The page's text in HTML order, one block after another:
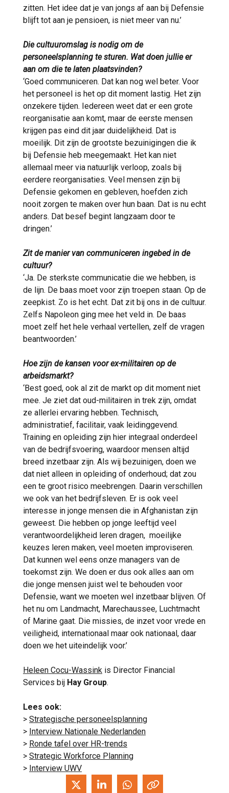
zitten. Het idee dat je van jongs af aan bij Defensie
blijft tot aan je pensioen, is niet meer van nu.’
Die cultuuromslag is nodig om de
personeelsplanning te sturen. Wat doen jullie er
aan om die te laten plaatsvinden?
‘Goed communiceren. Dat kan nog wel beter. Voor
het personeel is het op dit moment lastig. Het zijn
onzekere tijden. Iedereen weet dat er een grote
reorganisatie aan komt, maar de eerste mensen
krijgen pas eind dit jaar duidelijkheid. Dat is
moeilijk. Dit zijn de grootste bezuinigingen die ik
bij Defensie heb meegemaakt. Het kan niet
allemaal meer via natuurlijk verloop, zoals bij
eerdere reorganisaties. Veel mensen zijn bij
Defensie gekomen en gebleven, hoefden zich
nooit zorgen te maken over hun baan. Dat is nu echt
anders. Dat besef begint langzaam door te
dringen.’
Zit de manier van communiceren ingebed in de
cultuur?
‘Ja. De sterkste communicatie die we hebben, is
de lijn. De baas moet voor zijn troepen staan. Op de
zeepkist. Zo is het echt. Dat zit bij ons in de cultuur.
Zelfs Napoleon ging mee het veld in. De baas
moet zelf het hele verhaal vertellen, zelf de vragen
beantwoorden.’
Hoe zijn de kansen voor ex-militairen op de
arbeidsmarkt?
‘Best goed, ook al zit de markt op dit moment niet
mee. Je ziet dat oud-militairen in trek zijn, omdat
ze allerlei ervaring hebben. Technisch,
administratief, facilitair, vaak leidinggevend.
Training en opleiding zijn hier integraal onderdeel
van de bedrijfsvoering, waardoor mensen altijd
breed inzetbaar zijn. Als wij bezuinigen, doen we
dat niet alleen in opleiding of onderhoud; dat zou
een te groot risico meebrengen. Daarin verschillen
we ook van het bedrijfsleven. Er is ook veel
interesse in jonge mensen die in Afghanistan zijn
geweest. Die hebben op jonge leeftijd veel
verantwoordelijkheid leren dragen, moeilijke
keuzes leren maken, veel moeten improviseren.
Dat kunnen wel eens onze managers van de
toekomst zijn. We doen er dus ook alles aan om
die jonge mensen juist wel te behouden voor
Defensie, want we moeten wel inzetbaar blijven. Of
het nu om Landmacht, Marechaussee, Luchtmacht
of Marine gaat. Die missies, de inzet voor vrede en
veiligheid, internationaal maar ook nationaal, daar
doen we het uiteindelijk voor.’
Heleen Cocu-Wassink is Director Financial
Services bij Hay Group.
Lees ook:
> Strategische personeelsplanning
> Interview Nationale Nederlanden
> Ronde tafel over HR-trends
> Strategic Workforce Planning
> Interview UWV